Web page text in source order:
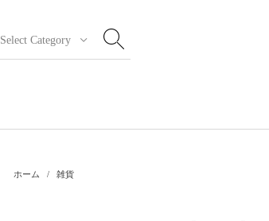
Select Category
ホーム / 雑貨